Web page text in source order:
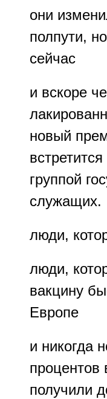
они
полпути,
сейчас
и вскоре
новый
группой
служащих.
люди,
люди,
вакцину
Европе
и никогда
процентов
получили